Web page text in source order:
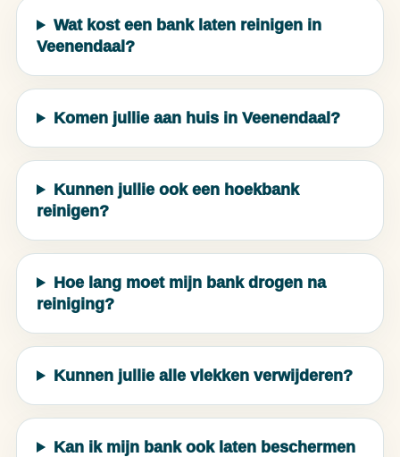
Wat kost een bank laten reinigen in
Veenendaal?
Komen jullie aan huis in Veenendaal?
Kunnen jullie ook een hoekbank
reinigen?
Hoe lang moet mijn bank drogen na
reiniging?
Kunnen jullie alle vlekken verwijderen?
Kan ik mijn bank ook laten beschermen